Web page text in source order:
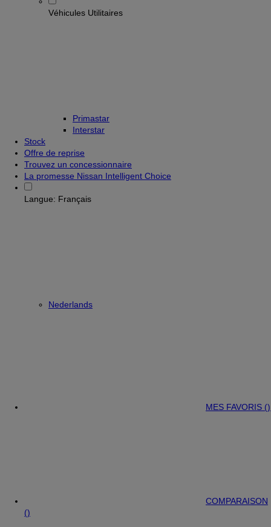
Véhicules Utilitaires
Primastar
Interstar
Stock
Offre de reprise
Trouvez un concessionnaire
La promesse Nissan Intelligent Choice
Langue: Français
Nederlands
MES FAVORIS ()
COMPARAISON
()